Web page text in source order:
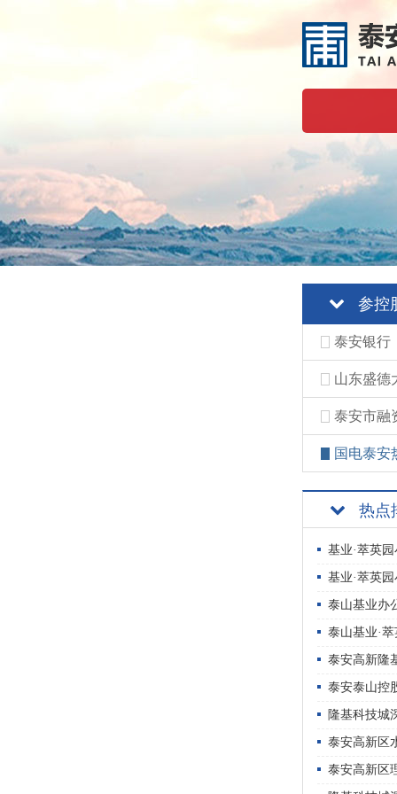
参控
泰安银行
山东盛德
泰安市融
国电泰安
热点
基业·萃英
基业·萃英
泰山基业办
泰山基业·
泰安高新隆
泰安泰山控
隆基科技城
泰安高新区
泰安高新区